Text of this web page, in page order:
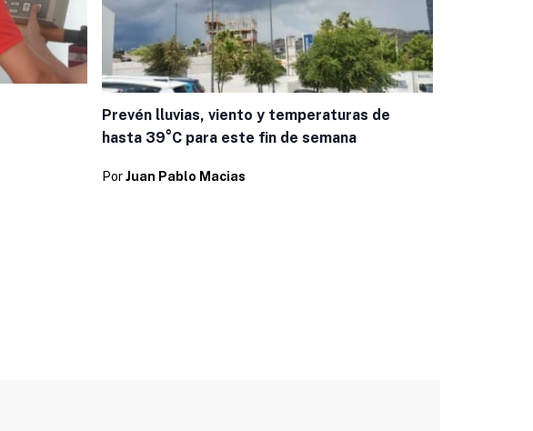
Prevén lluvias, viento y temperaturas de
hasta 39°C para este fin de semana
PorJuan Pablo Macias